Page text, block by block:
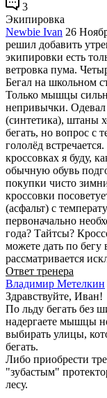
3
Экипировка
Newbie Ivan 26
решил добавить
экипировки есть
ветровка пума.
Бегал на школьном
Только мышцы
непривычки.
(синтетика), штаны
бегать, но вопрос с
гололёд
кроссовках я буду,
обычную обувь
покупки чисто
кроссовки
(асфальт) с
первоначально
года? Тайтсы?
можете дать по бегу
рассматривается
Ответ тренера
Владимир Метелкин
Здравствуйте, Иван!
По льду бегать без
надергаете мышцы
выбирать улицы,
бегать.
Либо приобрести
"зубастым"
лесу.